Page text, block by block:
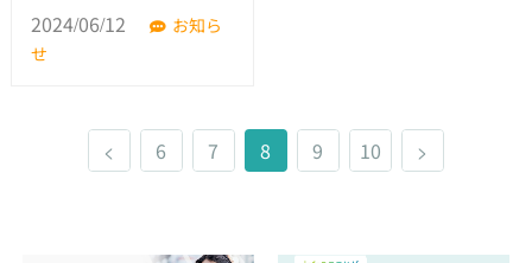
2024/06/12
お知ら
せ
< 6 7 8 9 10 >